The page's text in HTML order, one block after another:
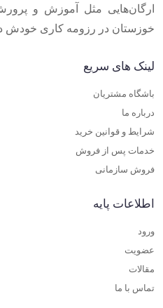
ارگان‌هایی مثل آموزش و
خوزستان در رزومه کاری خودش
لینک های سریع
باشگاه مشتریان
درباره ما
شرایط و قوانین خرید
خدمات پس از فروش
فروش سازمانی
اطلاعات پایه
ورود
عضویت
مقالات
تماس با ما